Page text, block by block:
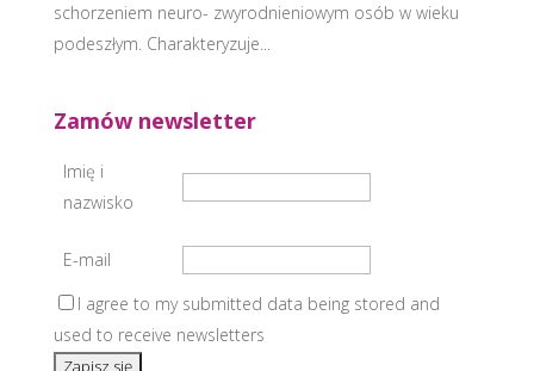
schorzeniem neuro- zwyrodnieniowym osób w wieku
podeszłym. Charakteryzuje...
Zamów newsletter
Imię i
nazwisko
E-mail
I agree to my submitted data being stored and
used to receive newsletters